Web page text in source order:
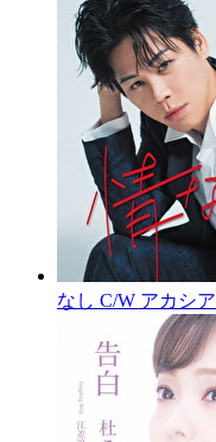
なし C/W アカシ